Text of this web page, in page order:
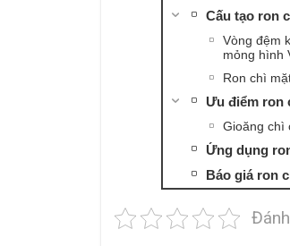
Cấu tạo ron
Vòng đệm
mỏng hình
Ron chì
Ưu điểm ron
Gioăng chì
Ứng dụng
Báo giá ron